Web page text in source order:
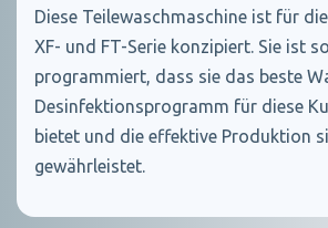
Diese Teilewaschmaschine ist für
XF- und FT-Serie konzipiert. Sie ist
programmiert, dass sie das beste
Desinfektionsprogramm für diese
bietet und die effektive Produktion
gewährleistet.